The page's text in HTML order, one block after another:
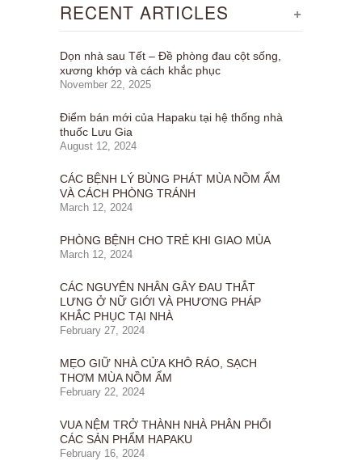
+
RECENT ARTICLES
Dọn nhà sau Tết – Đề phòng đau cột sống,
xương khớp và cách khắc phục
November 22, 2025
Điểm bán mới của Hapaku tại hệ thống nhà
thuốc Lưu Gia
August 12, 2024
CÁC BỆNH LÝ BÙNG PHÁT MÙA NỒM ẨM
VÀ CÁCH PHÒNG TRÁNH
March 12, 2024
PHÒNG BỆNH CHO TRẺ KHI GIAO MÙA
March 12, 2024
CÁC NGUYÊN NHÂN GÂY ĐAU THẮT
LƯNG Ở NỮ GIỚI VÀ PHƯƠNG PHÁP
KHẮC PHỤC TẠI NHÀ
February 27, 2024
MẸO GIỮ NHÀ CỬA KHÔ RÁO, SẠCH
THƠM MÙA NỒM ẨM
February 22, 2024
VUA NỆM TRỞ THÀNH NHÀ PHÂN PHỐI
CÁC SẢN PHẨM HAPAKU
February 16, 2024